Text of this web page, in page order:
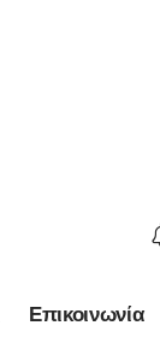
Επικοινωνία